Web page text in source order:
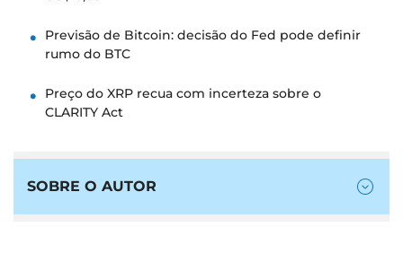
Previsão de Bitcoin: decisão do Fed pode definir
rumo do BTC
Preço do XRP recua com incerteza sobre o
CLARITY Act
SOBRE O AUTOR